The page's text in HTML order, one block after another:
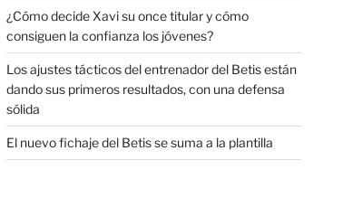
¿Cómo decide Xavi su once titular y cómo
consiguen la confianza los jóvenes?
Los ajustes tácticos del entrenador del Betis están
dando sus primeros resultados, con una defensa
sólida
El nuevo fichaje del Betis se suma a la plantilla